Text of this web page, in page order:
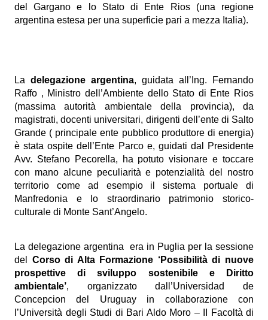
del Gargano e lo Stato di Ente Rios (una regione
argentina estesa per una superficie pari a mezza Italia).
La delegazione argentina, guidata all’Ing. Fernando
Raffo , Ministro dell’Ambiente dello Stato di Ente Rios
(massima autorità ambientale della provincia), da
magistrati, docenti universitari, dirigenti dell’ente di Salto
Grande ( principale ente pubblico produttore di energia)
è stata ospite dell’Ente Parco e, guidati dal Presidente
Avv. Stefano Pecorella, ha potuto visionare e toccare
con mano alcune peculiarità e potenzialità del nostro
territorio come ad esempio il sistema portuale di
Manfredonia e lo straordinario patrimonio storico-
culturale di Monte Sant’Angelo.
La delegazione argentina era in Puglia per la sessione
del Corso di Alta Formazione ‘Possibilità di nuove
prospettive di sviluppo sostenibile e Diritto
ambientale’, organizzato dall’Universidad de
Concepcion del Uruguay in collaborazione con
l’Università degli Studi di Bari Aldo Moro – II Facoltà di